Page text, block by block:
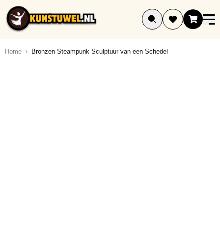
Ga naar de inhoud
Home Bronzen Steampunk Sculptuur van een Schedel